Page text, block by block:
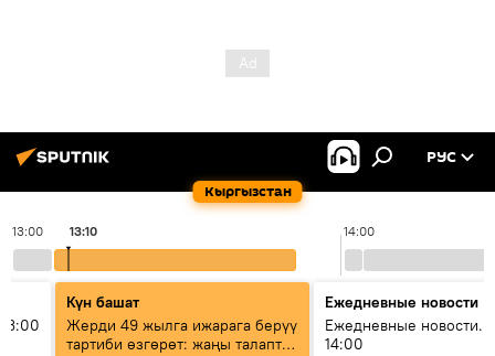
Кыргызстан
РУС
13:00 14:00
13:10
Күн башат
Жерди 49 жылга ижарага берүү
тартиби өзгөрөт: жаңы талаптар
Ежедневные новости
Ежедневные новости.
14:00